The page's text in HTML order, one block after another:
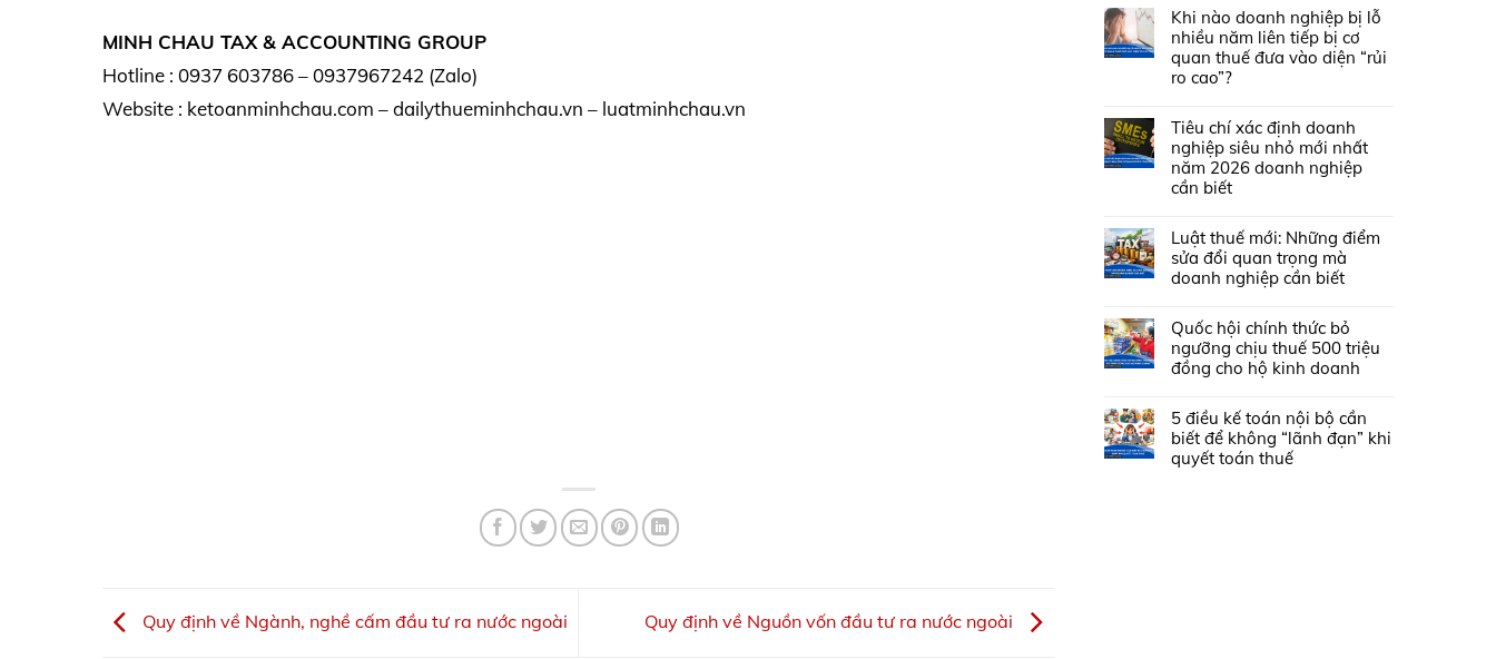
MINH CHAU TAX & ACCOUNTING GROUP
Hotline : 0937 603786 – 0937967242 (Zalo)
Website : ketoanminhchau.com – dailythueminhchau.vn – luatminhchau.vn
Quy định về Ngành, nghề cấm đầu tư ra nước ngoài Quy định về Nguồn vốn đầu tư ra nước ngoài
Khi nào doanh nghiệp bị lỗ
nhiều năm liên tiếp bị cơ
quan thuế đưa vào diện “rủi
ro cao”?
Tiêu chí xác định doanh
nghiệp siêu nhỏ mới nhất
năm 2026 doanh nghiệp
cần biết
Luật thuế mới: Những điểm
sửa đổi quan trọng mà
doanh nghiệp cần biết
Quốc hội chính thức bỏ
ngưỡng chịu thuế 500 triệu
đồng cho hộ kinh doanh
5 điều kế toán nội bộ cần
biết để không “lãnh đạn” khi
quyết toán thuế